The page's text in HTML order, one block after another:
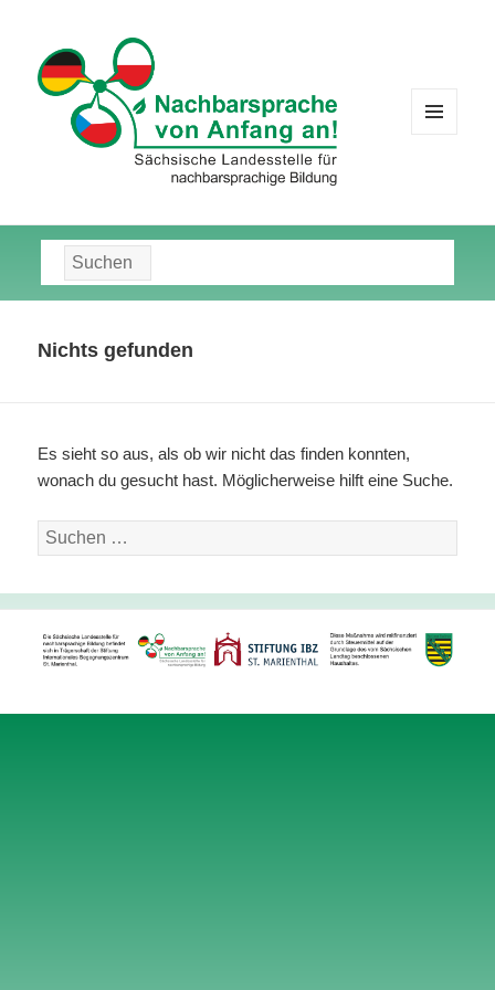
Suche
nach:
Nichts gefunden
Es sieht so aus, als ob wir nicht das finden konnten,
wonach du gesucht hast. Möglicherweise hilft eine Suche.
Suche
nach: